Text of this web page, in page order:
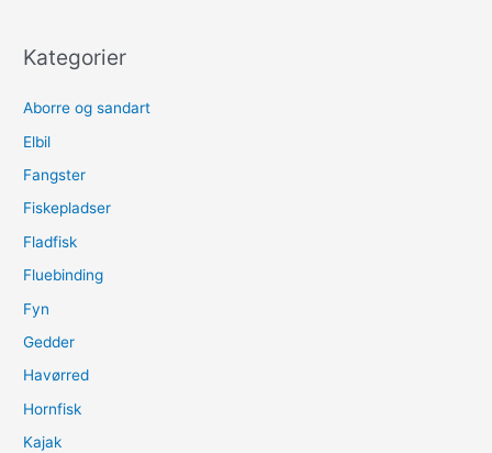
Kategorier
Aborre og sandart
Elbil
Fangster
Fiskepladser
Fladfisk
Fluebinding
Fyn
Gedder
Havørred
Hornfisk
Kajak